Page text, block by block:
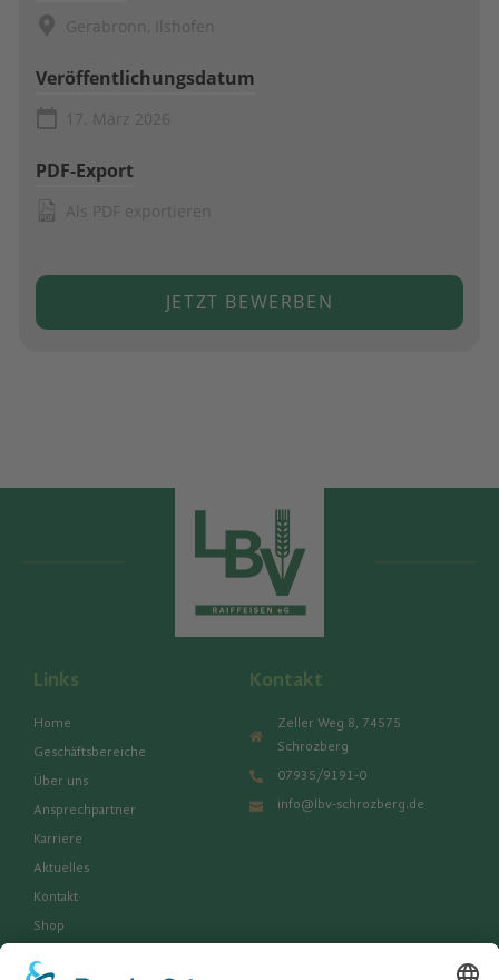
Gerabronn, Ilshofen
Veröffentlichungsdatum
17. März 2026
PDF-Export
Als PDF exportieren
JETZT BEWERBEN
Links
Home
Geschäftsbereiche
Über uns
Ansprechpartner
Karriere
Aktuelles
Kontakt
Shop
Kontakt
Zeller Weg 8, 74575
Schrozberg
07935/9191-0
info@lbv-schrozberg.de
Rechtliches und Dokumente